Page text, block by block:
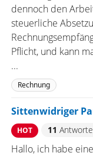
dennoch den
steuerliche
Pflicht, und kann
...
Rechnung
Sittenwidriger
HOT 11
Hallo, ich habe